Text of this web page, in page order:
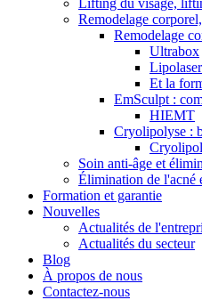
Lifting du visage,
Remodelage
Remodelage
Ultrabox
Lipolaser
Et la
EmSculpt :
HIEMT
Cryolipolyse :
Soin anti-âge et
Élimination de l'acné
Formation et garantie
Nouvelles
Actualités de
Actualités du secteur
Blog
À propos de nous
Contactez-nous